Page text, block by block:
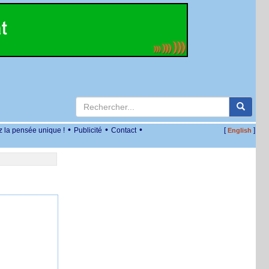
la pensée unique ! • Publicité • Contact • [English ]